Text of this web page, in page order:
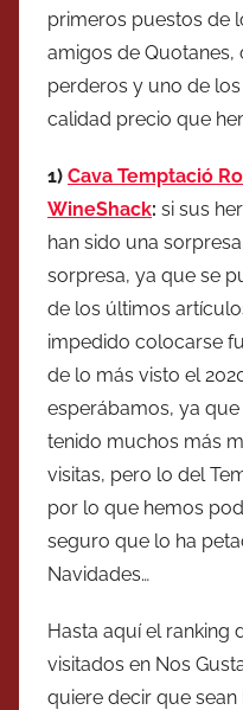
primeros puestos de
amigos de
perderos y uno de
calidad precio que
1) Cava Temptació
WineShack: si sus
han sido una
sorpresa, ya que se
de los últimos
impedido colocarse
de lo más visto el
esperábamos, ya
tenido muchos más
visitas, pero lo del
por lo que hemos
seguro que lo ha
Navidades…
Hasta aquí el ranking
visitados en Nos
quiere decir que